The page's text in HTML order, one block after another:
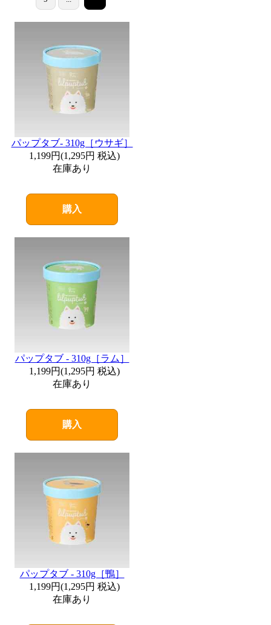
パップタブ- 310g［ウサギ］
1,199円(1,295円 税込)
在庫あり
購入
パップタブ - 310g［ラム］
1,199円(1,295円 税込)
在庫あり
購入
パップタブ - 310g［鴨］
1,199円(1,295円 税込)
在庫あり